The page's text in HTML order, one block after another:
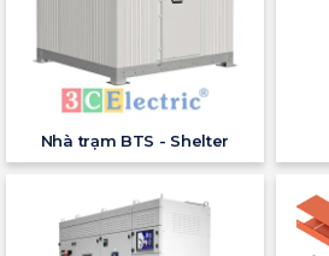
Nhà trạm BTS - Shelter